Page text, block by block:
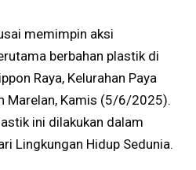
memimpin aksi
berbahan plastik di
Raya, Kelurahan Paya
Marelan, Kamis (5/6/2025).
ini dilakukan dalam
Lingkungan Hidup Sedunia.